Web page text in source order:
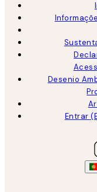
Desenio
Entrar